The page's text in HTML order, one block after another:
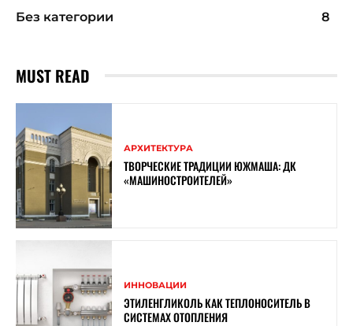
Без категории
8
MUST READ
АРХИТЕКТУРА
ТВОРЧЕСКИЕ ТРАДИЦИИ ЮЖМАША: ДК
«МАШИНОСТРОИТЕЛЕЙ»
ИННОВАЦИИ
ЭТИЛЕНГЛИКОЛЬ КАК ТЕПЛОНОСИТЕЛЬ В
СИСТЕМАХ ОТОПЛЕНИЯ